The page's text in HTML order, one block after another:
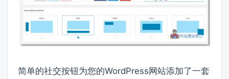
简单的社交按钮为您的WordPress网站添加了一套